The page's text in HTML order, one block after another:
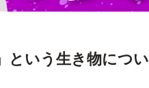
という生き物につい